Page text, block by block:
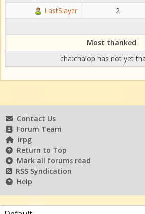
LastSlayer
2
Most thanked
chatchaiop has not yet
Contact Us
Forum Team
irpg
Return to Top
Mark all forums read
RSS Syndication
Help